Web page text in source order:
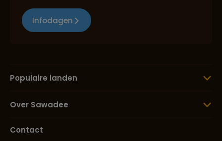
Infodagen
Populaire landen
Over Sawadee
Contact